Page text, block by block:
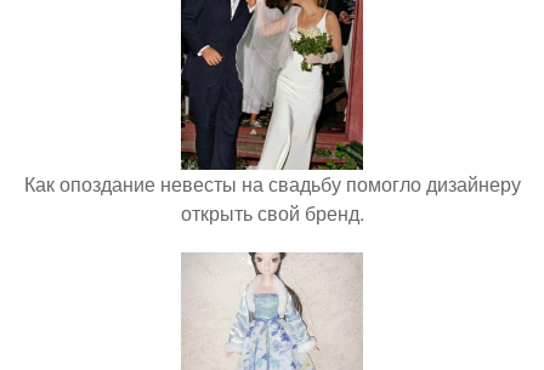
Как опоздание невесты на свадьбу помогло дизайнеру
открыть свой бренд.